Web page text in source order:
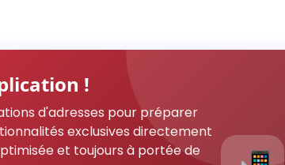
!
d'adresses pour préparer
exclusives directement
et toujours à portée de